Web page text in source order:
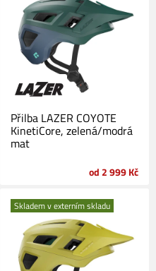
Přilba LAZER COYOTE
KinetiCore, zelená/modrá
mat
od 2 999 Kč
Skladem v externím skladu